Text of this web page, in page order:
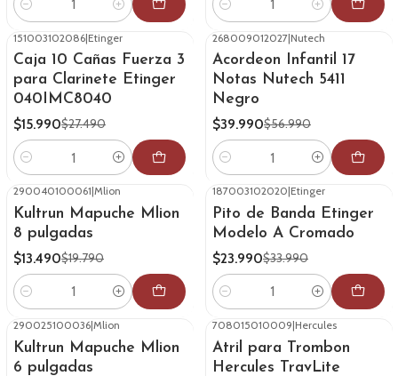
Cantidad Cantidad
-42%OFF
151003102086|Etinger
Caja 10 Cañas Fuerza 3
para Clarinete Etinger
040IMC8040
$15.990$27.490
Cantidad
-30% OFF
268009012027|Nutech
Acordeon Infantil 17
Notas Nutech 5411
Negro
$39.990$56.990
Cantidad
290040100061|Mlion
Kultrun Mapuche Mlion
8 pulgadas
$13.490$19.790
Cantidad
187003102020|Etinger
Pito de Banda Etinger
Modelo A Cromado
$23.990$33.990
Cantidad
-34%OFF
290025100036|Mlion
Kultrun Mapuche Mlion
6 pulgadas
-28% OFF
708015010009|Hercules
Atril para Trombon
Hercules TravLite